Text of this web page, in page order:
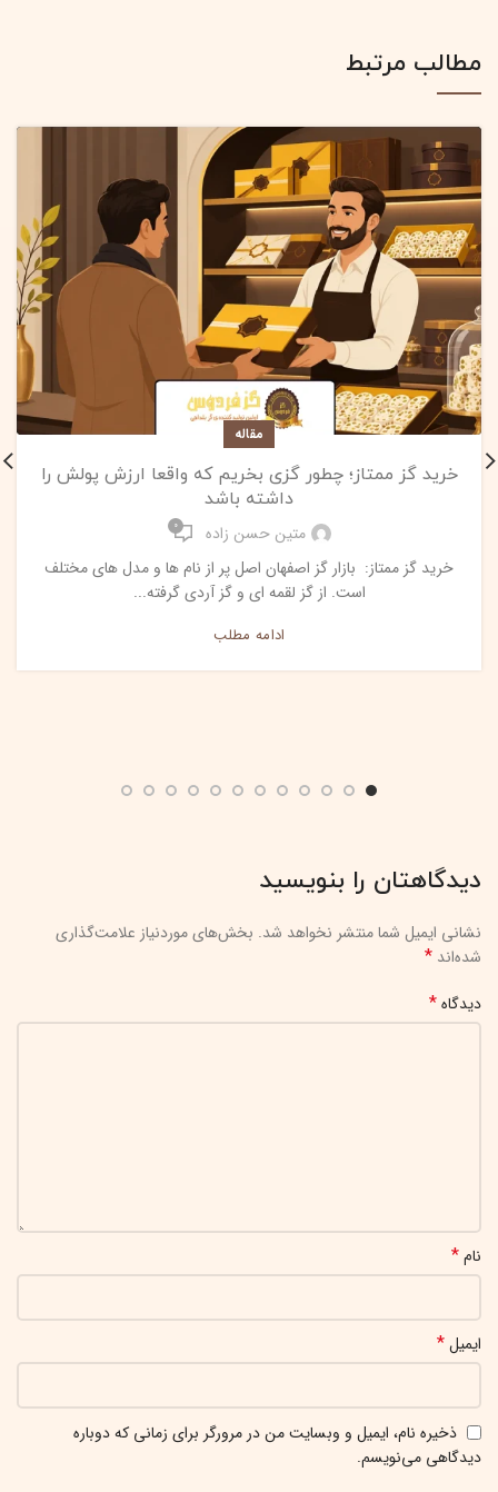
مطالب مرتبط
مقاله
خرید گز ممتاز؛ چطور گزی بخریم که واقعا ارزش پولش را
داشته باشد
متین حسن زاده 0
خرید گز ممتاز: بازار گز اصفهان اصل پر از نام ها و مدل های مختلف
است. از گز لقمه ای و گز آردی گرفته...
ادامه مطلب
دیدگاهتان را بنویسید
نشانی ایمیل شما منتشر نخواهد شد. بخش‌های موردنیاز علامت‌گذاری
شده‌اند *
دیدگاه*
نام*
ایمیل*
ذخیره نام، ایمیل و وبسایت من در مرورگر برای زمانی که دوباره
دیدگاهی می‌نویسم.